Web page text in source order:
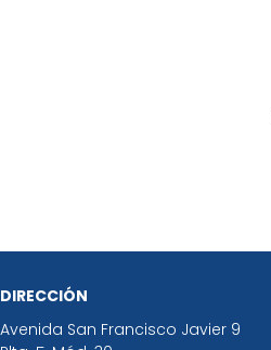
DIRECCIÓN
Avenida San Francisco Javier 9